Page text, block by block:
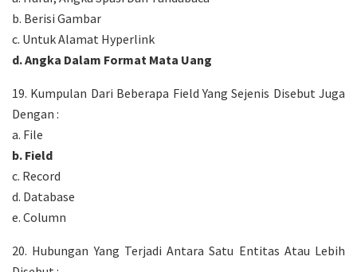
b. Berisi Gambar
c. Untuk Alamat Hyperlink
d. Angka Dalam Format Mata Uang
19. Kumpulan Dari Beberapa Field Yang Sejenis Disebut Juga
Dengan :
a. File
b. Field
c. Record
d. Database
e. Column
20. Hubungan Yang Terjadi Antara Satu Entitas Atau Lebih